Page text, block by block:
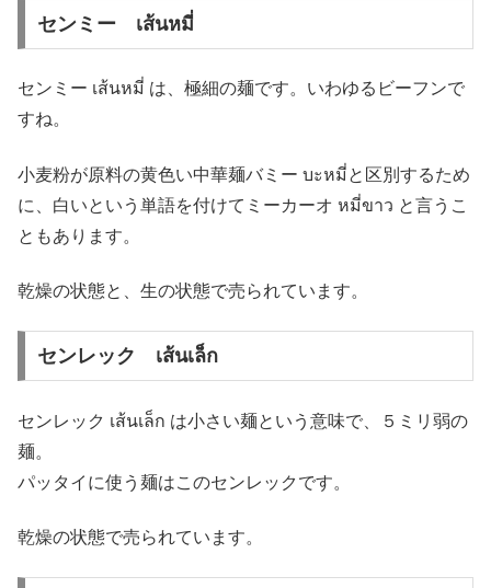
センミー เส้นหมี่
センミー เส้นหมี่ は、極細の麺です。いわゆるビーフンで
すね。
小麦粉が原料の黄色い中華麺バミー บะหมี่と区別するため
に、白いという単語を付けてミーカーオ หมี่ขาว と言うこ
ともあります。
乾燥の状態と、生の状態で売られています。
センレック เส้นเล็ก
センレック เส้นเล็ก は小さい麺という意味で、５ミリ弱の
麺。
パッタイに使う麺はこのセンレックです。
乾燥の状態で売られています。